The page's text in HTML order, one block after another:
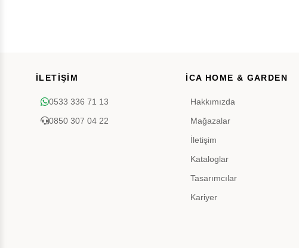
İLETİŞİM
0533 336 71 13
0850 307 04 22
İCA HOME & GARDEN
Hakkımızda
Mağazalar
İletişim
Kataloglar
Tasarımcılar
Kariyer